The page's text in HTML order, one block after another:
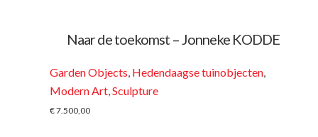
Naar de toekomst – Jonneke KODDE
Garden Objects Hedendaagse tuinobjecten
Modern Art Sculpture
€7.500,00